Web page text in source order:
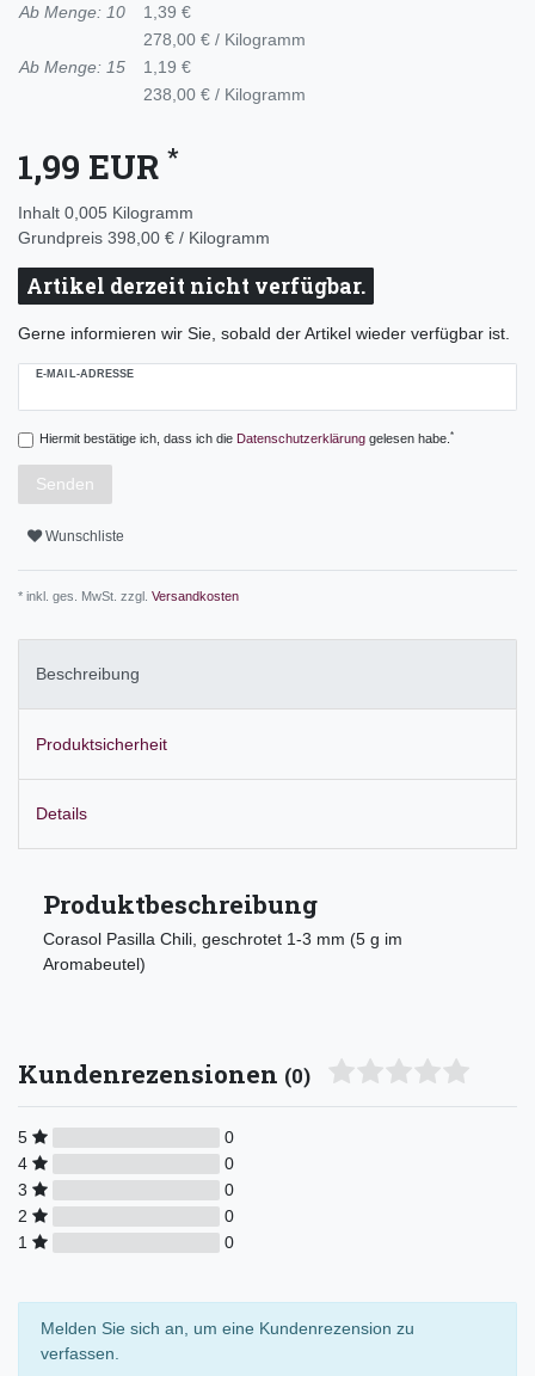
Ab Menge: 10
1,39 €
278,00 € / Kilogramm
Ab Menge: 15
1,19 €
238,00 € / Kilogramm
1,99 EUR *
Inhalt 0,005 Kilogramm
Grundpreis 398,00 € / Kilogramm
Artikel derzeit nicht verfügbar.
Gerne informieren wir Sie, sobald der Artikel wieder verfügbar ist.
E-MAIL-ADRESSE
Hiermit bestätige ich, dass ich die Daten­schutz­erklärunggelesen habe. *
Senden
Wunschliste
* inkl. ges. MwSt. zzgl. Versandkosten
Beschreibung
Produktsicherheit
Details
Produktbeschreibung
Corasol Pasilla Chili, geschrotet 1-3 mm (5 g im
Aromabeutel)
Kundenrezensionen (0)
5
0
4
0
3
0
2
0
1
0
Melden Sie sich an, um eine Kundenrezension zu
verfassen.